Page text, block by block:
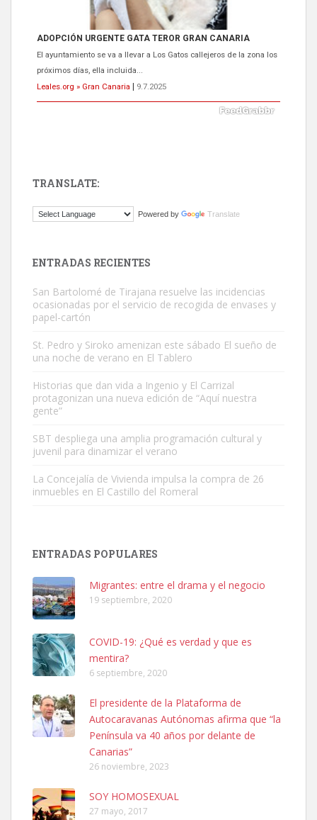
ADOPCIÓN URGENTE GATA TEROR GRAN CANARIA
El ayuntamiento se va a llevar a Los Gatos callejeros de la zona los
próximos días, ella incluida...
Leales.org » Gran Canaria
9.7.2025
Este gato macho ha aparecido en la calle hace menos de un mes,
Busco adopción responsable para mi perra. Pastor alemán,
hembra, 4 años. Por motivos personales ...
Leales.org » Gran Canaria
Leales.org » Gran Canaria
Ninfa perdida
El día 5 se los perdió una ninfa papillera, asustada tiene miedo a la
calle, se perdió por la zon...
Leales.org » Gran Canaria
6.7.2025
TRANSLATE:
Powered by Translate
ENTRADAS RECIENTES
San Bartolomé de Tirajana resuelve las incidencias
ocasionadas por el servicio de recogida de envases y
papel-cartón
St. Pedro y Siroko amenizan este sábado El sueño de
una noche de verano en El Tablero
Historias que dan vida a Ingenio y El Carrizal
protagonizan una nueva edición de “Aquí nuestra
gente”
SBT despliega una amplia programación cultural y
juvenil para dinamizar el verano
La Concejalía de Vivienda impulsa la compra de 26
inmuebles en El Castillo del Romeral
ENTRADAS POPULARES
Migrantes: entre el drama y el negocio
19 septiembre, 2020
COVID-19: ¿Qué es verdad y que es
mentira?
6 septiembre, 2020
El presidente de la Plataforma de
Autocaravanas Autónomas afirma que “la
Península va 40 años por delante de
Canarias”
26 noviembre, 2023
SOY HOMOSEXUAL
27 mayo, 2017